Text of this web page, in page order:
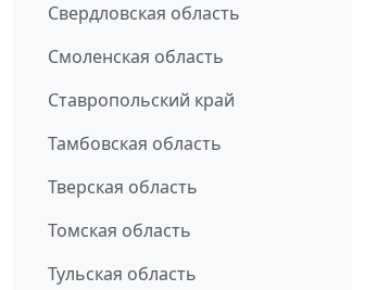
Свердловская область
Смоленская область
Ставропольский край
Тамбовская область
Тверская область
Томская область
Тульская область